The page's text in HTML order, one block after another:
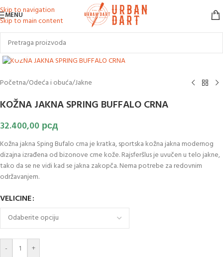
Skip to navigation
Skip to main content
MENU
Klikni za uvećanje slike
Početna/Odeća i obuća/Jakne
KOŽNA JAKNA SPRING BUFFALO CRNA
32.400,00 рсд
Kožna jakna Sping Bufalo crna je kratka, sportska kožna jakna modernog
dizajna izrađena od bizonove crne kože. Rajsferšlus je uvučen u telo jakne,
tako da se ne vidi kad se jakna zakopča. Nema potrebe za redovnim
održavanjem.
VELICINE
- +